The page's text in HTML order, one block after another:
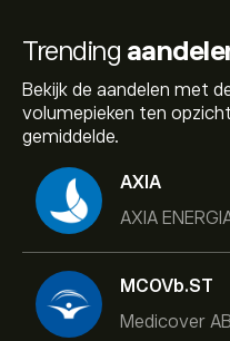
Trending
Bekijk de aandelen met
volumepieken ten
gemiddelde.
AXIA
AXIA
MCOVb.ST
Medicover AB